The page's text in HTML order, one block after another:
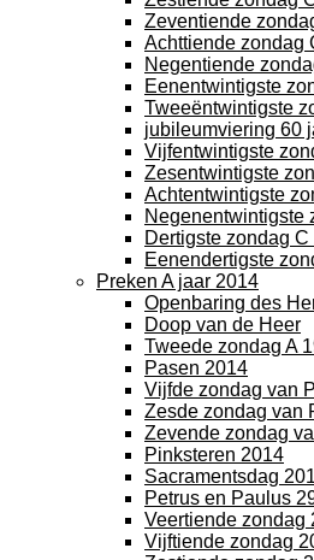
Zeventiende
Achttiende zondag
Negentiende
Eenentwintigste
Tweeëntwintigste
jubileumviering 60
Vijfentwintigste
Zesentwintigste
Achtentwintigste
Negenentwintigste
Dertigste zondag
Eenendertigste
Preken A jaar 2014
Openbaring des
Doop van de Heer
Tweede zondag A
Pasen 2014
Vijfde zondag van
Zesde zondag van
Zevende zondag
Pinksteren 2014
Sacramentsdag
Petrus en Paulus
Veertiende zondag
Vijftiende zondag